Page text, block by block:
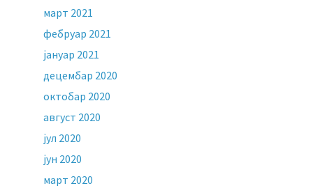
март 2021
фебруар 2021
јануар 2021
децембар 2020
октобар 2020
август 2020
јул 2020
јун 2020
март 2020